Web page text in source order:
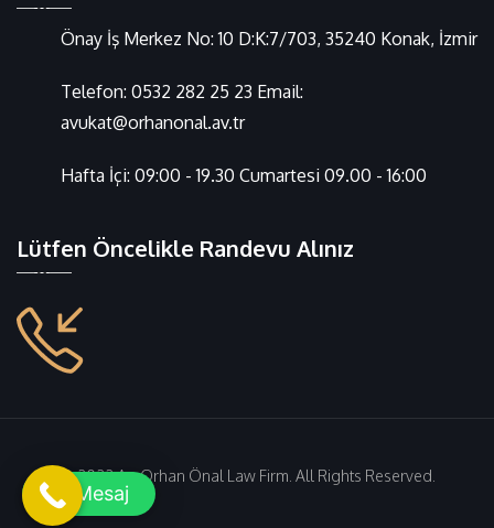
Önay İş Merkez No: 10 D:K:7/703, 35240 Konak, İzmir
Telefon: 0532 282 25 23 Email:
avukat@orhanonal.av.tr
Hafta İçi: 09:00 - 19.30 Cumartesi 09.00 - 16:00
Lütfen Öncelikle Randevu Alınız
© 2022 Av. Orhan Önal Law Firm. All Rights Reserved.
Mesaj